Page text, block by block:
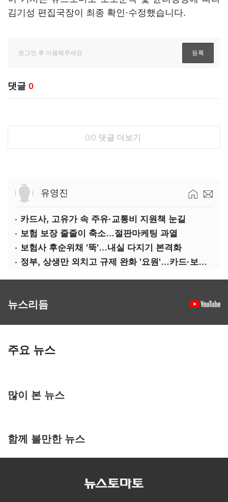
김기성 편집국장이 최종 확인·수정했습니다.
댓글 0
0/0 댓글 더보기
유영진
카드사, 고유가 속 주유·교통비 지원책 눈길
보험 보장 줄줄이 축소…절판마케팅 과열
보험사 후순위채 '뚝'…내실 다지기 본격화
정부, 상생만 외치고 규제 완화 '요원'…카드·보험사 부담 역대급
뉴스리듬
주요 뉴스
많이 본 뉴스
함께 볼만한 뉴스